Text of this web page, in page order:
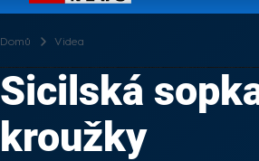
Pořady
Domů Videa
Sicilská
kroužky